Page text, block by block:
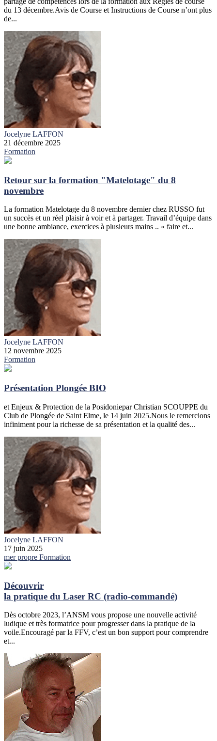
du 13 décembre.Avis de Course et Instructions de Course n’ont plus
de...
Jocelyne LAFFON
21 décembre 2025
Formation
Retour sur la formation "Matelotage" du 8
novembre
La formation Matelotage du 8 novembre dernier chez RUSSO fut
un succès et un réel plaisir à voir et à partager. Travail d’équipe dans
une bonne ambiance, exercices à plusieurs mains .. « faire et...
Jocelyne LAFFON
12 novembre 2025
Formation
Présentation Plongée BIO
et Enjeux & Protection de la Posidoniepar Christian SCOUPPE du
Club de Plongée de Saint Elme, le 14 juin 2025.Nous le remercions
infiniment pour la richesse de sa présentation et la qualité des...
Jocelyne LAFFON
17 juin 2025
mer propre Formation
Découvrir
la pratique du Laser RC (radio-commandé)
Dès octobre 2023, l’ANSM vous propose une nouvelle activité
ludique et très formatrice pour progresser dans la pratique de la
voile.Encouragé par la FFV, c’est un bon support pour comprendre
et...